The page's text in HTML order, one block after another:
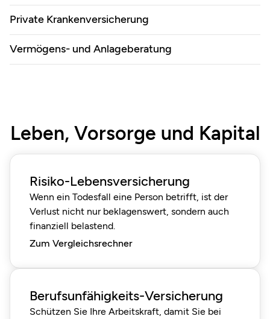
Private Krankenversicherung
Vermögens- und Anlageberatung
Leben, Vorsorge und Kapital
Risiko-Lebensversicherung
Wenn ein Todesfall eine Person betrifft, ist der
Verlust nicht nur beklagenswert, sondern auch
finanziell belastend.
Zum Vergleichsrechner
Berufsunfähigkeits-Versicherung
Schützen Sie Ihre Arbeitskraft, damit Sie bei